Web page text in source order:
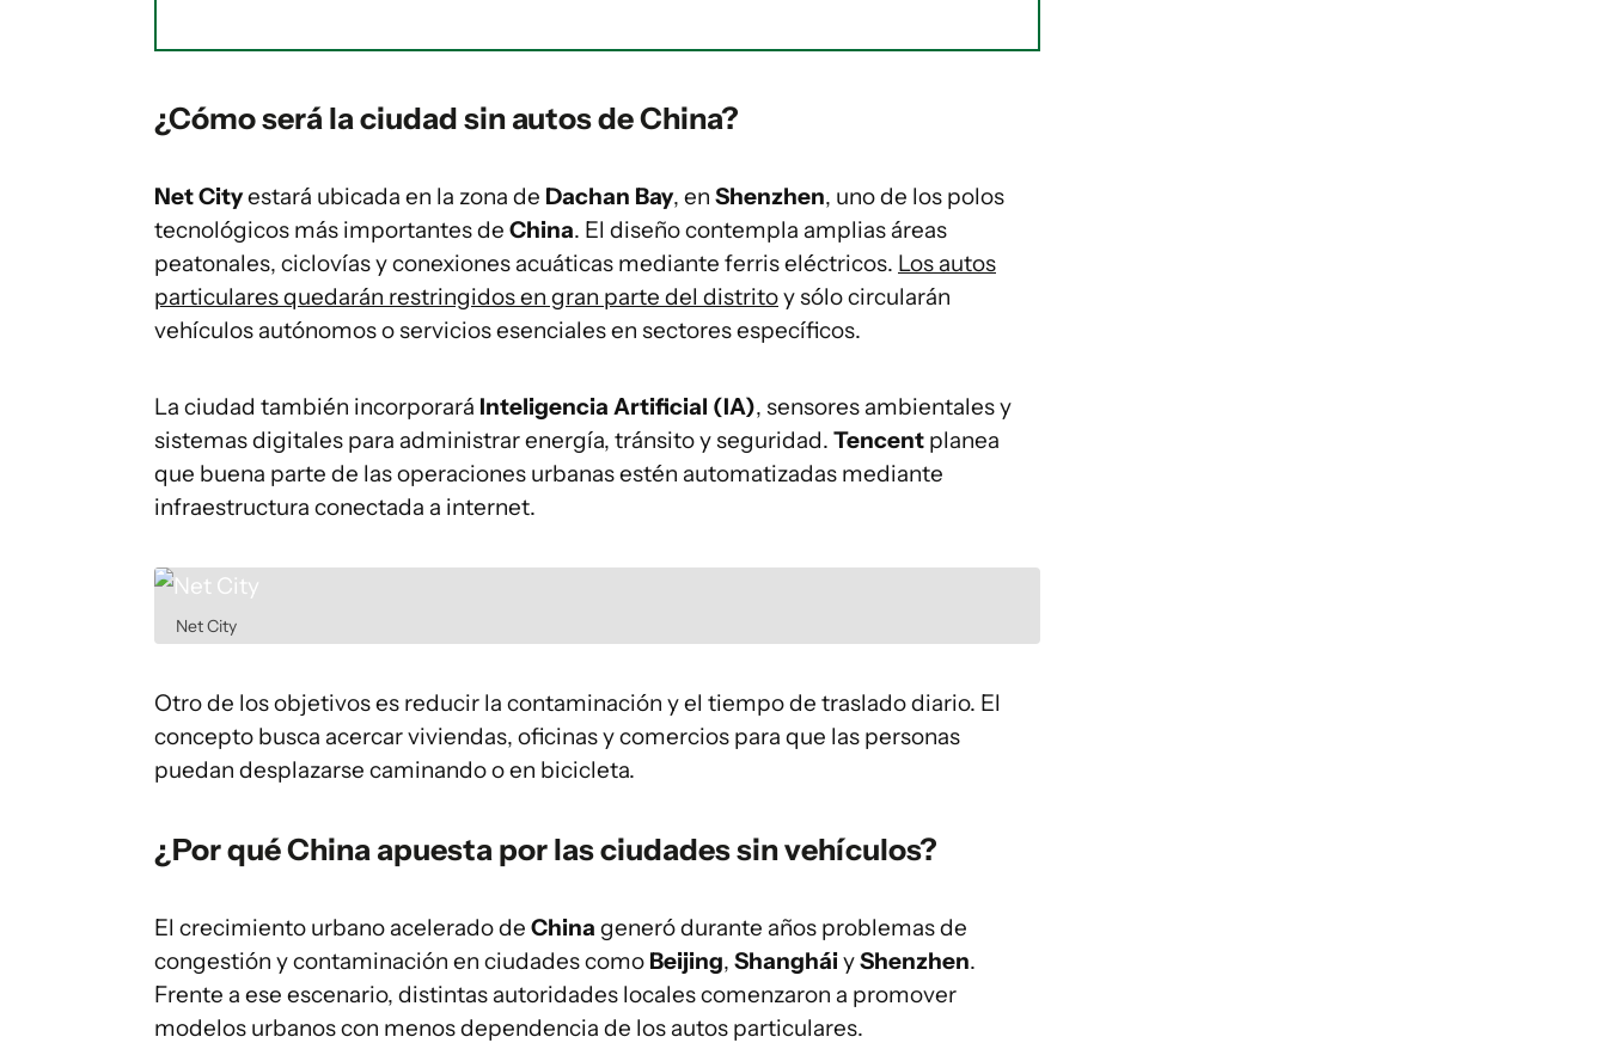
¿Cómo será la ciudad sin autos de China?
Net Cityestará ubicada en la zona de Dachan Bay, en Shenzhen, uno de los polos
tecnológicos más importantes de China. El diseño contempla amplias áreas
peatonales, ciclovías y conexiones acuáticas mediante ferris eléctricos. Los autos
particulares quedarán restringidos en gran parte del distritoy sólo circularán
vehículos autónomos o servicios esenciales en sectores específicos.
La ciudad también incorporará Inteligencia Artificial (IA), sensores ambientales y
sistemas digitales para administrar energía, tránsito y seguridad. Tencent planea
que buena parte de las operaciones urbanas estén automatizadas mediante
infraestructura conectada a internet.
Net City
Otro de los objetivos es reducir la contaminación y el tiempo de traslado diario. El
concepto busca acercar viviendas, oficinas y comercios para que las personas
puedan desplazarse caminando o en bicicleta.
¿Por qué China apuesta por las ciudades sin vehículos?
El crecimiento urbano acelerado de China generó durante años problemas de
congestión y contaminación en ciudades como Beijing, Shanghái yShenzhen.
Frente a ese escenario, distintas autoridades locales comenzaron a promover
modelos urbanos con menos dependencia de los autos particulares.